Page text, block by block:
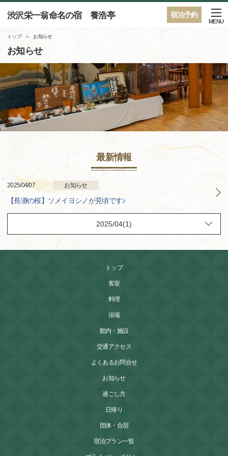
宿泊予約
渋沢栄一翁命名の宿 養浩亭
MENU
トップ お知らせ
お知らせ
最新情報
2025/04/07 お知らせ
【長瀞の桜】ソメイヨシノが見頃です♪
トップ
客室
料理
浴場
館内・施設
交通アクセス
よくあるお問合せ
お知らせ
過ごし方
日帰り
団体・合宿
宿泊プラン一覧